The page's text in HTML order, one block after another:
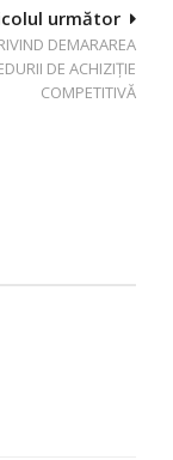
următor
DEMARAREA
DE ACHIZIȚIE
COMPETITIVĂ